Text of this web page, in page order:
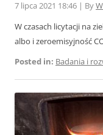
7 lipca 2021 18:46 | By
W czasach licytacji na
albo i zeroemisyjność
Posted in: Badania i